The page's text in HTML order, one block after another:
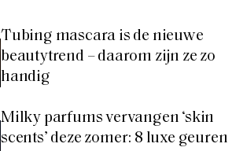
Tubing mascara is de nieuwe
beautytrend – daarom zijn ze zo
handig
Milky parfums vervangen ‘skin
scents’ deze zomer: 8 luxe geuren